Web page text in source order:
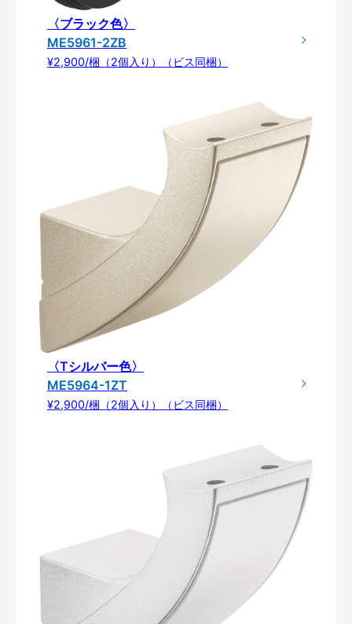
〈ブラック色〉
ME5961-2ZB
¥2,900/梱（2個入り）（ビス同梱）
〈Tシルバー色〉
ME5964-1ZT
¥2,900/梱（2個入り）（ビス同梱）